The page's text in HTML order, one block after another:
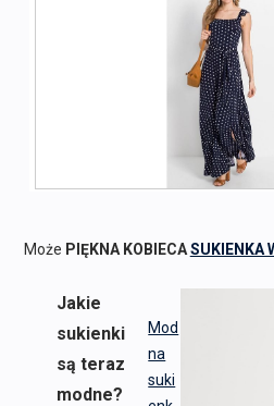
Może PIĘKNA KOBIECASUKIENKA
Mod
na
suki
Jakie
sukienki
są teraz
modne?